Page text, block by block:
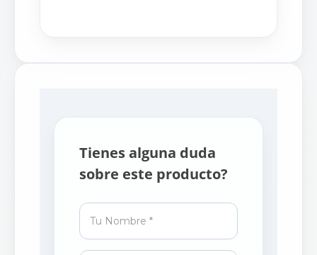
Tienes alguna duda
sobre este producto?